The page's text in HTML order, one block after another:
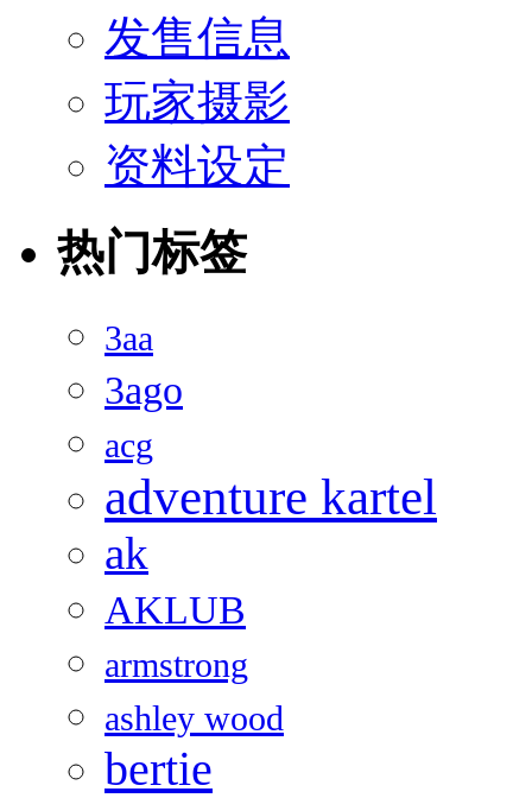
发售信息
玩家摄影
资料设定
热门标签
3aa
3ago
acg
adventure kartel
ak
AKLUB
armstrong
ashley wood
bertie